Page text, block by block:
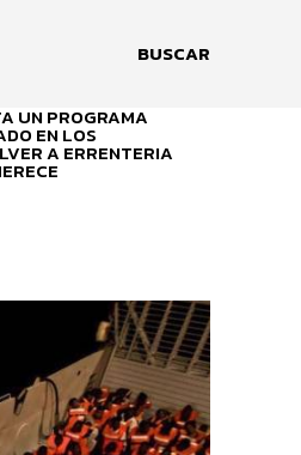
BUSCAR
UN PROGRAMA
EN LOS
A ERRENTERIA